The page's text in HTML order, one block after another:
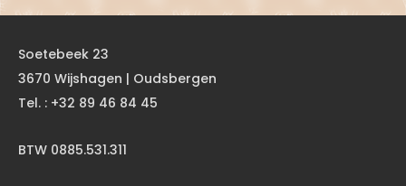
Soetebeek 23
3670 Wijshagen | Oudsbergen
Tel. : +32 89 46 84 45
BTW 0885.531.311